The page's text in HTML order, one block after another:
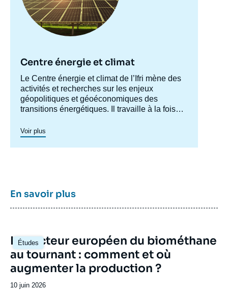
Centre énergie et climat
Accroche
centre
Le Centre énergie et climat de l’Ifri mène des
activités et recherches sur les enjeux
géopolitiques et géoéconomiques des
transitions énergétiques. Il travaille à la fois
compétitivité, de maîtrise des chaînes de
valeur, et d'acceptabilité. Spécialisé dans
l’étude des politiques européennes de
énergétiques et climatiques des grandes
puissances comme les Etats-Unis, la Chine
ou l’Inde. Il offre une expertise reconnue,
notamment.
Voir plus
En savoir plus
Études
Image
principale
Le secteur européen du biométhane
au tournant : comment et où
augmenter la production ?
Date
10 juin 2026